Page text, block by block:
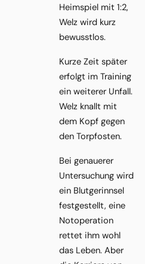
Heimspiel mit 1:2,
Welz wird kurz
bewusstlos.
Kurze Zeit später
erfolgt im Training
ein weiterer Unfall.
Welz knallt mit
dem Kopf gegen
den Torpfosten.
Bei genauerer
Untersuchung wird
ein Blutgerinnsel
festgestellt, eine
Notoperation
rettet ihm wohl
das Leben. Aber